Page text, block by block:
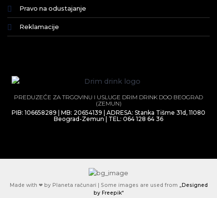
Pravo na odustajanje
Reklamacije
PREDUZEĆE ZA TRGOVINU I USLUGE DRIM DRINK DOO BEOGRAD
(ZEMUN)
PIB: 106658289 | MB: 20654139 | ADRESA: Stanka Tišme 31d, 11080
Beograd-Zemun | TEL: 064 128 64 36
Made with ❤ by Planeta računari | Some images are used from
„Designed
by Freepik“